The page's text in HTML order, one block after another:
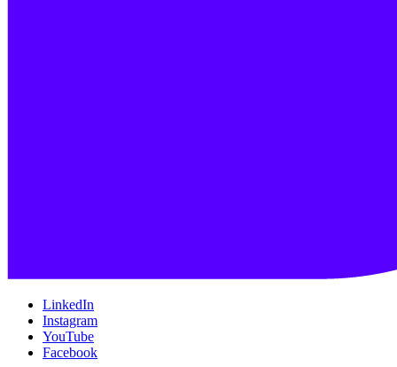
LinkedIn
Instagram
YouTube
Facebook